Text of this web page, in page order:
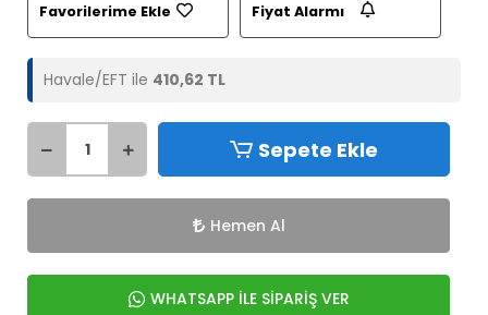
Favorilerime Ekle Fiyat Alarmı
Havale/EFT ile 410,62 TL
Sepete Ekle
Hemen Al
WHATSAPP İLE SİPARİŞ VER